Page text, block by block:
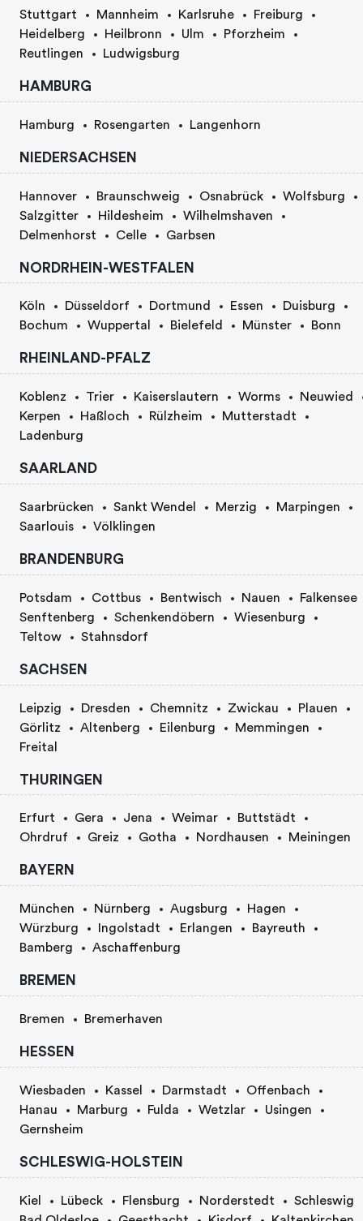
Stuttgart Mannheim Karlsruhe
Freiburg
Heidelberg
Heilbronn Ulm
Pforzheim
Reutlingen
Ludwigsburg
HAMBURG
Hamburg Rosengarten Langenhorn
NIEDERSACHSEN
Hannover Braunschweig Osnabrück
Wolfsburg
Salzgitter
Hildesheim
Wilhelmshaven
Delmenhorst
Celle Garbsen
NORDRHEIN-WESTFALEN
Köln Düsseldorf Dortmund Essen
Duisburg
Bochum
Wuppertal Bielefeld Münster Bonn
RHEINLAND-PFALZ
Koblenz Trier Kaiserslautern Worms
Neuwied
Kerpen
Haßloch Rülzheim
Mutterstadt
Ladenburg
SAARLAND
Saarbrücken Sankt Wendel Merzig
Marpingen
Saarlouis
Völklingen
BRANDENBURG
Potsdam Cottbus Bentwisch Nauen
Falkensee
Senftenberg
Schenkendöbern
Wiesenburg
Teltow
Stahnsdorf
SACHSEN
Leipzig Dresden Chemnitz Zwickau
Plauen
Görlitz
Altenberg Eilenburg
Memmingen
Freital
THURINGEN
Erfurt Gera Jena Weimar
Buttstädt
Ohrdruf
Greiz Gotha Nordhausen Meiningen
BAYERN
München Nürnberg Augsburg
Hagen
Würzburg
Ingolstadt Erlangen
Bayreuth
Bamberg
Aschaffenburg
BREMEN
Bremen Bremerhaven
HESSEN
Wiesbaden Kassel Darmstadt
Offenbach
Hanau
Marburg Fulda Wetzlar
Usingen
Gernsheim
SCHLESWIG-HOLSTEIN
Kiel Lübeck Flensburg Norderstedt
Schleswig